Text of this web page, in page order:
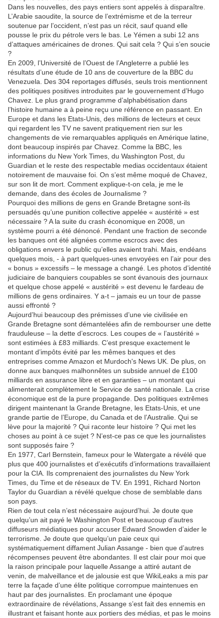
Dans les nouvelles, des pays entiers sont appelés à disparaître.
L’Arabie saoudite, la source de l’extrémisme et de la terreur
soutenue par l’occident, n’est pas un récit, sauf quand elle
pousse le prix du pétrole vers le bas. Le Yémen a subi 12 ans
d’attaques américaines de drones. Qui sait cela ? Qui s’en soucie
?
En 2009, l’Université de l’Ouest de l’Angleterre a publié les
résultats d’une étude de 10 ans de couverture de la BBC du
Venezuela. Des 304 reportages diffusés, seuls trois mentionnent
des politiques positives introduites par le gouvernement d’Hugo
Chavez. Le plus grand programme d’alphabétisation dans
l’histoire humaine a à peine reçu une référence en passant. En
Europe et dans les Etats-Unis, des millions de lecteurs et ceux
qui regardent les TV ne savent pratiquement rien sur les
changements de vie remarquables appliqués en Amérique latine,
dont beaucoup inspirés par Chavez. Comme la BBC, les
informations du New York Times, du Washington Post, du
Guardian et le reste des respectable medias occidentaux étaient
notoirement de mauvaise foi. On s’est même moqué de Chavez,
sur son lit de mort. Comment explique-t-on cela, je me le
demande, dans des écoles de Journalisme ?
Pourquoi des millions de gens en Grande Bretagne sont-ils
persuadés qu’une punition collective appelée « austérité » est
nécessaire ? A la suite du crash économique en 2008, un
système pourri a été dénoncé. Pendant une fraction de seconde
les banques ont été alignées comme escrocs avec des
obligations envers le public qu’elles avaient trahi. Mais, endéans
quelques mois, - à part quelques-unes envoyées en l’air pour des
« bonus » excessifs – le message a changé. Les photos d’identité
judiciaire de banquiers coupables se sont évanouis des journaux
et quelque chose appelé « austérité » est devenu le fardeau de
millions de gens ordinaires. Y a-t – jamais eu un tour de passe
aussi effronté ?
Aujourd’hui beaucoup des prémisses d’une vie civilisée en
Grande Bretagne sont démantelées afin de rembourser une dette
frauduleuse – la dette d’escrocs. Les coupes de « l’austérité »
sont estimées à £83 milliards. C’est presque exactement le
montant d’impôts évité par les mêmes banques et des
entreprises comme Amazon et Murdoch's News UK. De plus, on
donne aux banques malhonnêtes un subside annuel de £100
milliards en assurance libre et en garanties – un montant qui
alimenterait complètement le Service de santé nationale. La crise
économique est de la pure propagande. Des politiques extrêmes
dirigent maintenant la Grande Bretagne, les Etats-Unis, et une
grande partie de l’Europe, du Canada et de l’Australie. Qui se
lève pour la majorité ? Qui raconte leur histoire ? Qui met les
choses au point à ce sujet ? N’est-ce pas ce que les journalistes
sont supposés faire ?
En 1977, Carl Bernstein, fameux pour le Watergate a révélé que
plus que 400 journalistes et d’exécutifs d’informations travaillaient
pour la CIA. Ils comprenaient des journalistes du New York
Times, du Time et de réseaux de TV. En 1991, Richard Norton
Taylor du Guardian a révélé quelque chose de semblable dans
son pays.
Rien de tout cela n’est nécessaire aujourd’hui. Je doute que
quelqu’un ait payé le Washington Post et beaucoup d’autres
diffuseurs médiatiques pour accuser Edward Snowden d’aider le
terrorisme. Je doute que quelqu’un paie ceux qui
systématiquement diffament Julian Assange - bien que d’autres
récompenses peuvent être abondantes. Il est clair pour moi que
la raison principale pour laquelle Assange a attiré autant de
venin, de malveillance et de jalousie est que WikiLeaks a mis par
terre la façade d’une élite politique corrompue maintenues en
haut par des journalistes. En proclamant une époque
extraordinaire de révélations, Assange s’est fait des ennemis en
illustrant et faisant honte aux portiers des médias, et pas le moins